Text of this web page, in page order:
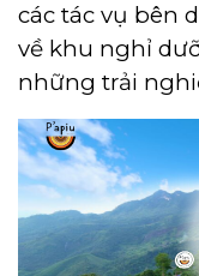
các tác vụ bên
về khu nghỉ
những trải